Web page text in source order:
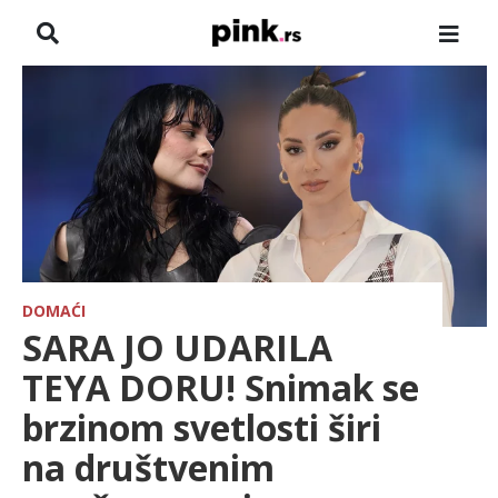
ZADRUGA
SHOWBIZ
HRONIKA
FARMERI
SPORT
DOMAĆI
SARA JO UDARILA
TEYA DORU! Snimak se
brzinom svetlosti širi
na društvenim